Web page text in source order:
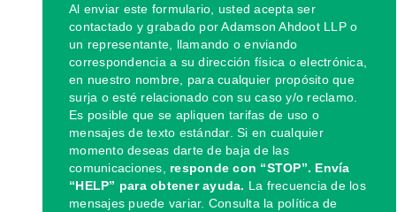
Al enviar este formulario, usted acepta ser
contactado y grabado por Adamson Ahdoot LLP o
un representante, llamando o enviando
correspondencia a su dirección física o electrónica,
en nuestro nombre, para cualquier propósito que
surja o esté relacionado con su caso y/o reclamo.
Es posible que se apliquen tarifas de uso o
mensajes de texto estándar. Si en cualquier
momento deseas darte de baja de las
comunicaciones, responde con “STOP”. Envía
“HELP” para obtener ayuda. La frecuencia de los
mensajes puede variar. Consulta la política de